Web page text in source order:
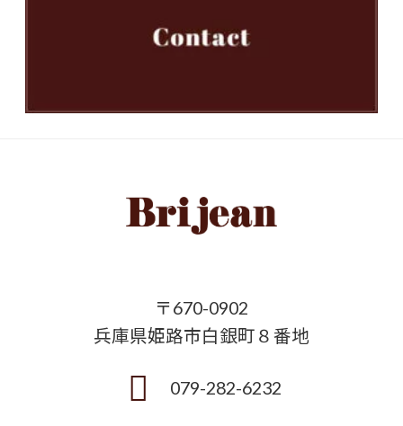
〒670-0902
兵庫県姫路市白銀町８番地
079-282-6232